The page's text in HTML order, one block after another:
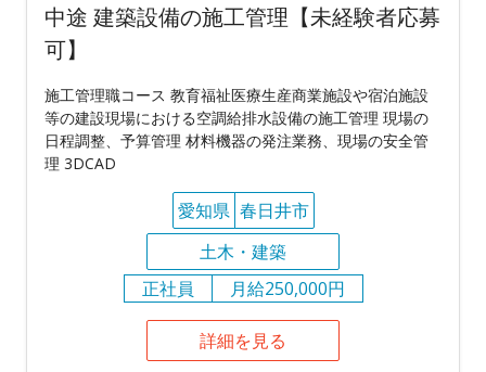
中途 建築設備の施工管理【未経験者応募
可】
施工管理職コース 教育福祉医療生産商業施設や宿泊施設
等の建設現場における空調給排水設備の施工管理 現場の
日程調整、予算管理 材料機器の発注業務、現場の安全管
理 3DCAD
愛知県 春日井市
土木・建築
正社員
月給250,000円
詳細を見る